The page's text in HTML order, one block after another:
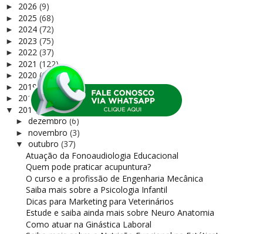
► 2026 (9)
► 2025 (68)
► 2024 (72)
► 2023 (75)
► 2022 (37)
► 2021 (122)
► 2020 (165)
► 2019 (81)
► 2018(169)
▼ 2017(156)
► dezembro (6)
► novembro (3)
▼ outubro (37)
Atuação da Fonoaudiologia Educacional
Quem pode praticar acupuntura?
O curso e a profissão de Engenharia Mecânica
Saiba mais sobre a Psicologia Infantil
Dicas para Marketing para Veterinários
Estude e saiba ainda mais sobre Neuro Anatomia
Como atuar na Ginástica Laboral